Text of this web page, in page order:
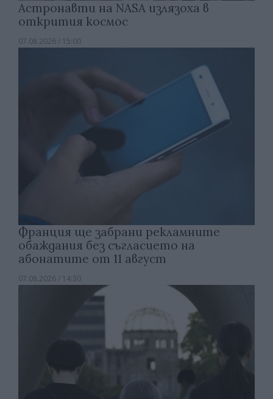
Астронавти на NASA излязоха в
открития космос
07.08.2026 / 15:00
Франция ще забрани рекламните
обаждания без съгласието на
абонатите от 11 август
07.08.2026 / 14:30